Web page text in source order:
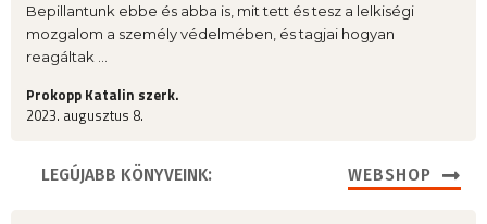
Bepillantunk ebbe és abba is, mit tett és tesz a lelkiségi
mozgalom a személy védelmében, és tagjai hogyan
reagáltak ...
Prokopp Katalin szerk.
2023. augusztus 8.
LEGÚJABB KÖNYVEINK: WEBSHOP